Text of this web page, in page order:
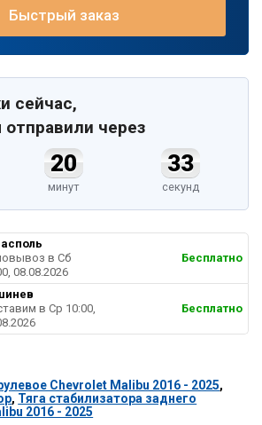
Быстрый заказ
сейчас,
через
20
минут
33
секунд
в Cб
08.08.2026
Бесплатно
в Ср 10:00,
Бесплатно
Chevrolet Malibu 2016 - 2025,
, Тяга стабилизатора заднего
2016 - 2025